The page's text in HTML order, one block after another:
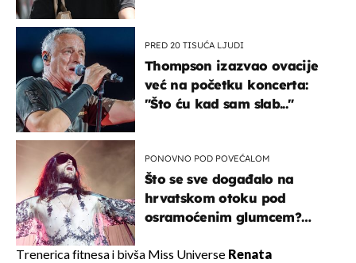
PRED 20 TISUĆA LJUDI
Thompson izazvao ovacije
već na početku koncerta:
"Što ću kad sam slab..."
PONOVNO POD POVEĆALOM
Što se sve događalo na
hrvatskom otoku pod
osramoćenim glumcem?
izazivaju nevjericu
Trenerica fitnesa i bivša Miss Universe Renata